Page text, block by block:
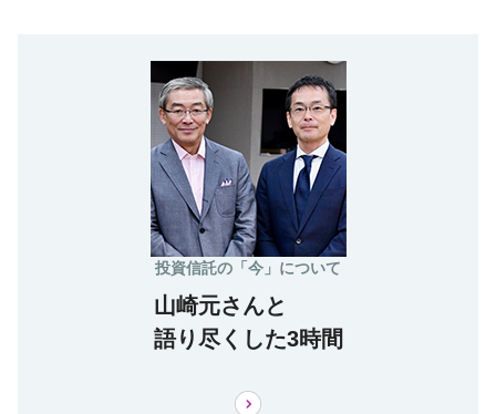
山崎元さんと
語り尽くした3時間
投資信託の「今」について